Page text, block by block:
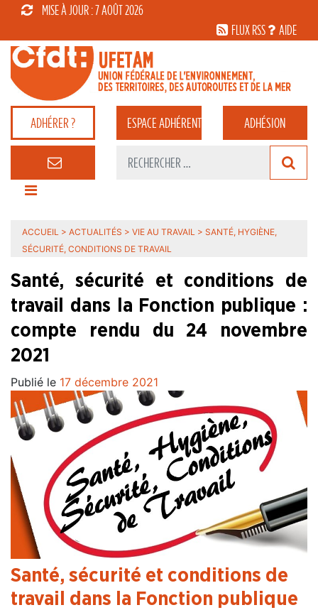
MISE À JOUR : 7 AOÛT 2026
FLUX RSS
AIDE
ADHÉRER ? ESPACEADHÉRENT ADHÉSION
ACCUEIL > ACTUALITÉS > VIE AU TRAVAIL > SANTÉ, HYGIÈNE,
SÉCURITÉ, CONDITIONS DE TRAVAIL
Santé, sécurité et conditions de
travail dans la Fonction publique :
compte rendu du 24 novembre
2021
Publié le 17 décembre 2021
Santé, sécurité et conditions de
travail dans la Fonction publique